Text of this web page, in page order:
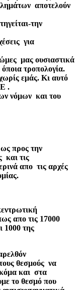
αποτελούν
την
για
μας ουσιαστικά
τροπολογία.
εμάς. Κι αυτό
.
νόμων και του
προς την
και τις
απο τις αρχές
απο τις 17000
1000 της
θεσμούς να
και στα
το θεσμό που